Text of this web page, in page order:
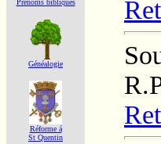
Prénoms bibliques
Généalogie
Réforme á
St Quentin